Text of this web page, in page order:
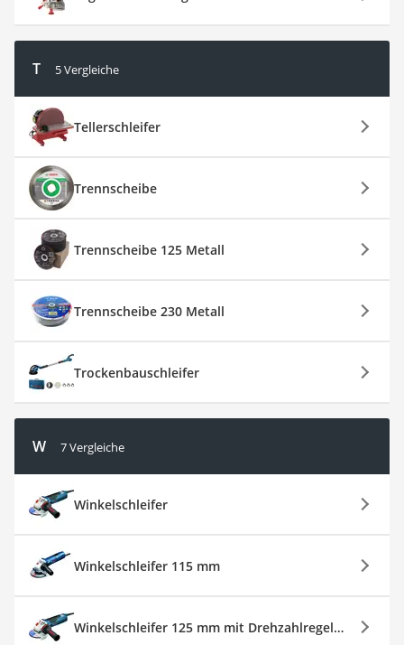
T 5 Vergleiche
Tellerschleifer
Trennscheibe
Trennscheibe 125 Metall
Trennscheibe 230 Metall
Trockenbauschleifer
W 7 Vergleiche
Winkelschleifer
Winkelschleifer 115 mm
Winkelschleifer 125 mm mit Drehzahlregelung